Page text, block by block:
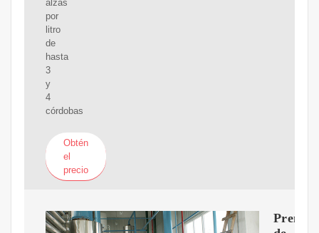
alzas
por
litro
de
hasta
3
y
4
córdobas
Obtén
el
precio
Prensa